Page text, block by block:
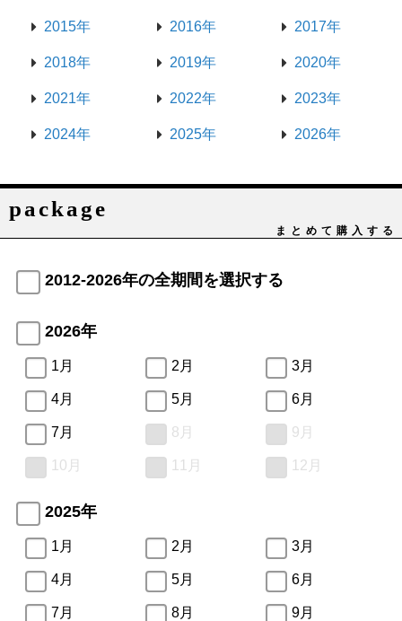
2015年 2016年 2017年
2018年 2019年 2020年
2021年 2022年 2023年
2024年 2025年 2026年
package
まとめて購入する
2012-2026年の全期間を選択する
2026年
1月 2月 3月
4月 5月 6月
7月 8月 9月
10月 11月 12月
2025年
1月 2月 3月
4月 5月 6月
7月 8月 9月